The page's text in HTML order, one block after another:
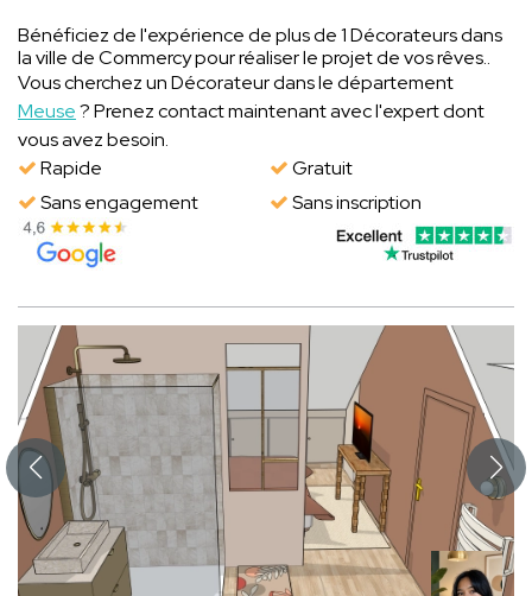
Bénéficiez de l'expérience de plus de 1 Décorateurs dans
la ville de Commercy pour réaliser le projet de vos rêves..
Vous cherchez un Décorateur dans le département
Meuse? Prenez contact maintenant avec l'expert dont
vous avez besoin.
Rapide
Gratuit
Sans engagement
Sans inscription